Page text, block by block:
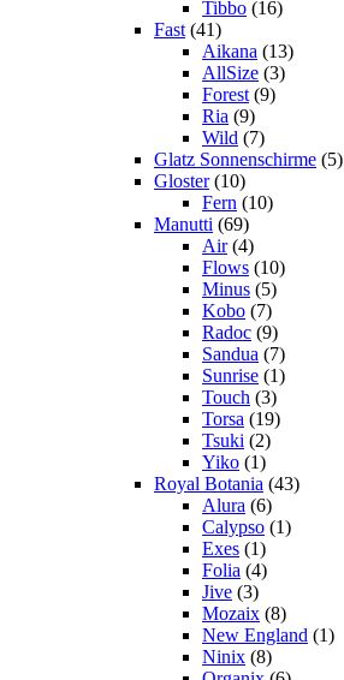
Tibbo (16)
Fast (41)
Aikana (13)
AllSize (3)
Forest (9)
Ria (9)
Wild (7)
Glatz Sonnenschirme (5)
Gloster (10)
Fern (10)
Manutti (69)
Air (4)
Flows (10)
Minus (5)
Kobo (7)
Radoc (9)
Sandua (7)
Sunrise (1)
Touch (3)
Torsa (19)
Tsuki (2)
Yiko (1)
Royal Botania (43)
Alura (6)
Calypso (1)
Exes (1)
Folia (4)
Jive (3)
Mozaix (8)
New England (1)
Ninix (8)